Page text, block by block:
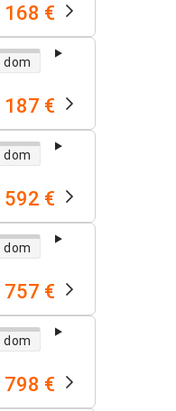
168 €
dom
187 €
dom
592 €
dom
757 €
dom
798 €